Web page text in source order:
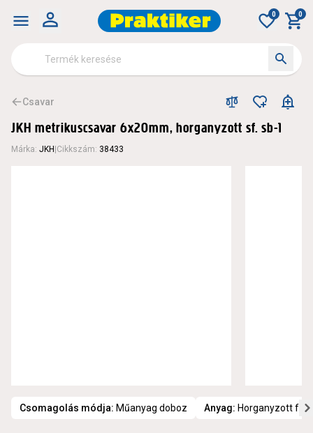
0 0
Csavar
JKH metrikuscsavar 6x20mm, horganyzott sf. sb-1
Márka: JKH Cikkszám: 38433
Csomagolás módja: Műanyag doboz Anyag: Horganyzott fém